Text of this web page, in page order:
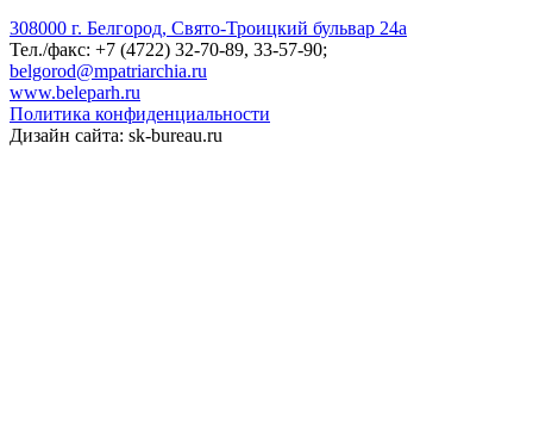
308000 г. Белгород, Свято-Троицкий бульвар 24а
Тел./факс: +7 (4722) 32-70-89, 33-57-90;
belgorod@mpatriarchia.ru
www.beleparh.ru
Политика конфиденциальности
Дизайн сайта: sk-bureau.ru